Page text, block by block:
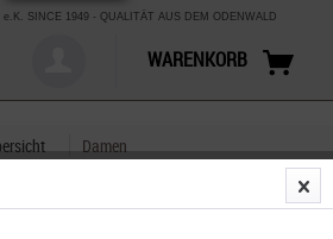
e.K. SINCE 1949 - QUALITÄT AUS DEM ODENWALD
WARENKORB
Damen